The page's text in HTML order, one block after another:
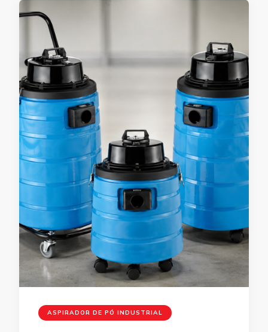
ASPIRADOR DE PÓ INDUSTRIAL